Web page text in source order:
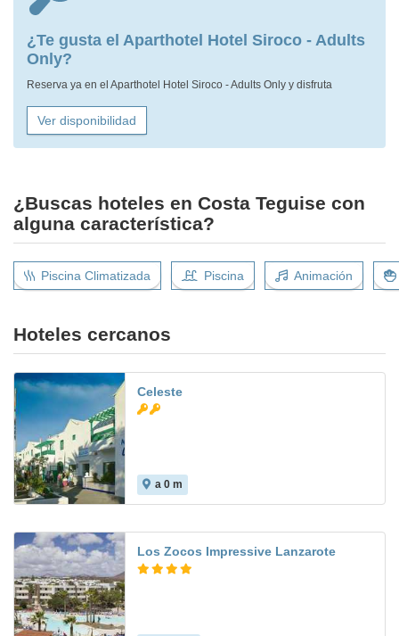
¿Te gusta el Aparthotel Hotel Siroco - Adults
Only?
Reserva ya en el Aparthotel Hotel Siroco - Adults Only y disfruta
Ver disponibilidad
¿Buscas hoteles en Costa Teguise con
alguna característica?
Piscina Climatizada Piscina Animación
Hoteles cercanos
Celeste
a 0 m
Los Zocos Impressive Lanzarote